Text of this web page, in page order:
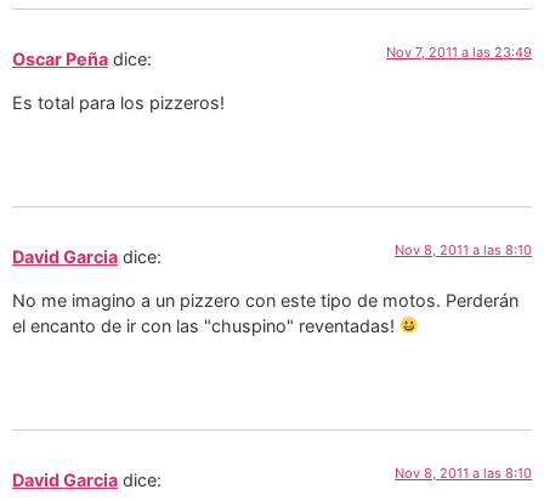
Oscar Peña dice: Nov 7, 2011 a las 23:49
Es total para los pizzeros!
David Garcia dice: Nov 8, 2011 a las 8:10
No me imagino a un pizzero con este tipo de motos. Perderán
el encanto de ir con las "chuspino" reventadas!
David Garcia dice: Nov 8, 2011 a las 8:10